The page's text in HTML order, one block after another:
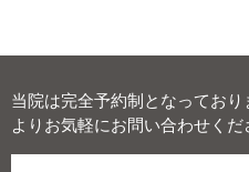
当院は完全予約制となってお
よりお気軽にお問い合わせくだ